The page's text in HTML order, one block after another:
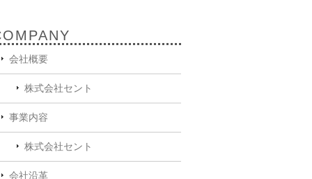
会社概要
株式会社セント
事業内容
株式会社セント
会社沿革